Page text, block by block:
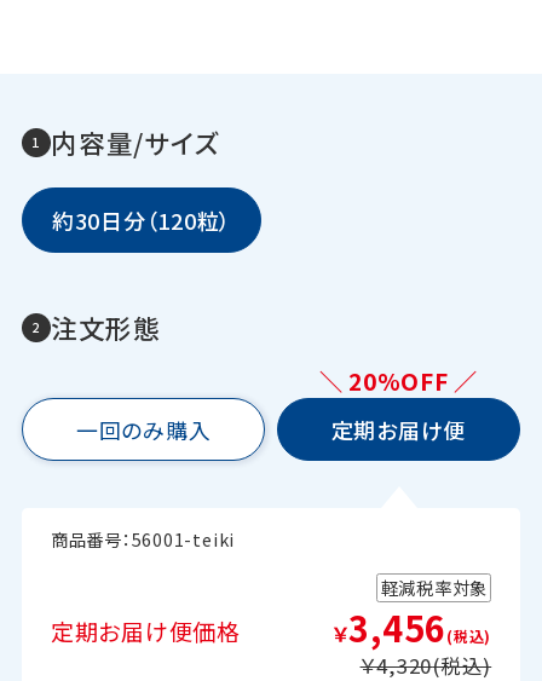
内容量/サイズ
約30日分（120粒）
注文形態
＼ 20%OFF ／
一回のみ購入 定期お届け便
商品番号：56001-teiki
軽減税率対象
定期お届け便価格 ￥3,456
￥4,320